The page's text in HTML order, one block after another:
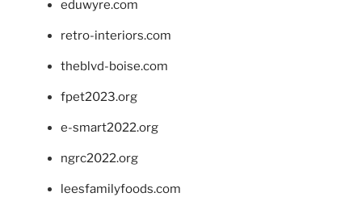
eduwyre.com
retro-interiors.com
theblvd-boise.com
fpet2023.org
e-smart2022.org
ngrc2022.org
leesfamilyfoods.com